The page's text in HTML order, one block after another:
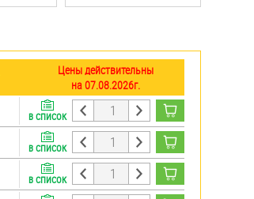
Цены действительны
на 07.08.2026г.
В СПИСОК
В СПИСОК
В СПИСОК